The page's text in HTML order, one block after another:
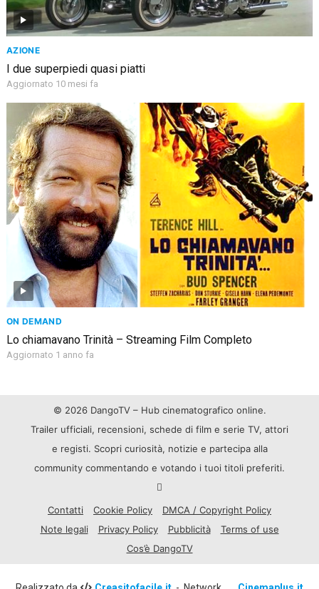
AZIONE
I due superpiedi quasi piatti
Aggiornato 10 mesi fa
ON DEMAND
Lo chiamavano Trinità – Streaming Film Completo
Aggiornato 1 anno fa
© 2026 DangoTV – Hub cinematografico online.
Trailer ufficiali, recensioni, schede di film e serie TV, attori
e registi. Scopri curiosità, notizie e partecipa alla
community commentando e votando i tuoi titoli preferiti.
Contatti Cookie Policy
DMCA / Copyright Policy
Note legali
Privacy Policy Pubblicità
Terms of use
Cos’è DangoTV